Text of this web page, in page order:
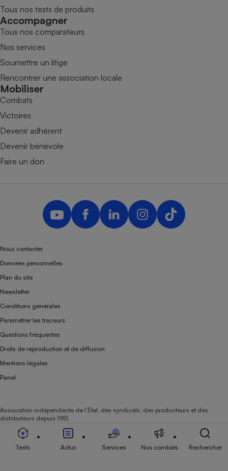
Tous nos tests de produits
Accompagner
Tous nos comparateurs
Nos services
Soumettre un litige
Rencontrer une association locale
Mobiliser
Combats
Victoires
Devenir adhérent
Devenir bénévole
Faire un don
Nous contacter
Données personnelles
Plan du site
Newsletter
Conditions générales
Paramétrer les traceurs
Questions fréquentes
Droits de reproduction et de diffusion
Mentions légales
Panel
Association indépendante de l’État, des syndicats, des producteurs et des
distributeurs depuis 1951.
Tests Actus Services Nos combats Rechercher